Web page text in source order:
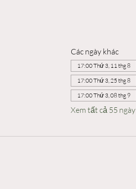
Các ngày khác
17:00 Thứ 3, 11 thg 8
17:00 Thứ 3, 25 thg 8
17:00 Thứ 3, 08 thg 9
Xem tất cả 55 ngày